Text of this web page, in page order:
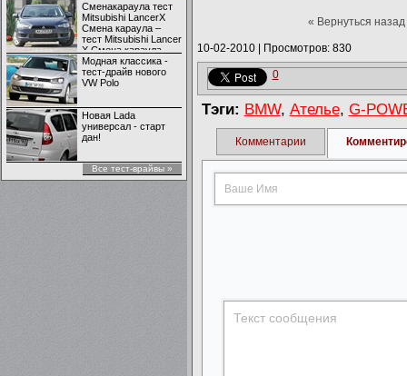
Сменакараула тест
Mitsubishi LancerX
Смена караула –
тест Mitsubishi Lancer
X Смена караула –
тест Mitsubishi Lancer
X
Модная классика -
тест-драйв нового
VW Polo
Новая Lada
универсал - старт
дан!
Все тест-врайвы »
« Вернуться назад
10-02-2010| Просмотров: 830
0
Тэги: BMW, Ателье, G-
Комментарии